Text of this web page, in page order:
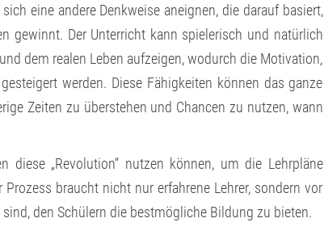
eine andere Denkweise aneignen, die darauf basiert,
gewinnt. Der Unterricht kann spielerisch und natürlich
dem realen Leben aufzeigen, wodurch die Motivation,
werden. Diese Fähigkeiten können das ganze
Zeiten zu überstehen und Chancen zu nutzen, wann
diese „Revolution“ nutzen können, um die Lehrpläne
braucht nicht nur erfahrene Lehrer, sondern vor
den Schülern die bestmögliche Bildung zu bieten.